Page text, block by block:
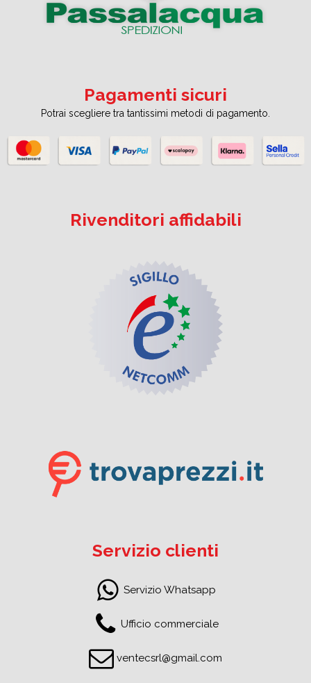
Pagamenti sicuri
Potrai scegliere tra tantissimi metodi di pagamento.
Rivenditori affidabili
Servizio clienti
Servizio Whatsapp
Ufficio commerciale
ventecsrl@gmail.com